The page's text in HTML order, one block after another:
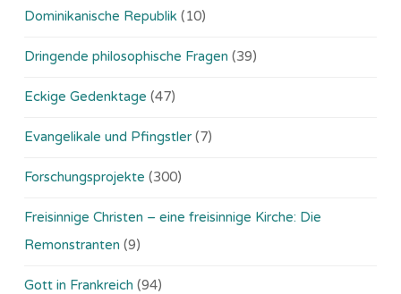
Dominikanische Republik (10)
Dringende philosophische Fragen (39)
Eckige Gedenktage (47)
Evangelikale und Pfingstler (7)
Forschungsprojekte (300)
Freisinnige Christen – eine freisinnige Kirche: Die
Remonstranten (9)
Gott in Frankreich (94)